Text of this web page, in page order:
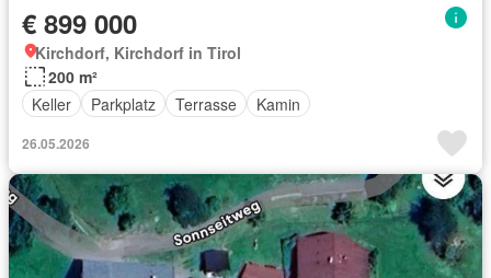
€ 899 000
Kirchdorf, Kirchdorf in Tirol
200 m²
Keller
Parkplatz Terrasse Kamin
26.05.2026